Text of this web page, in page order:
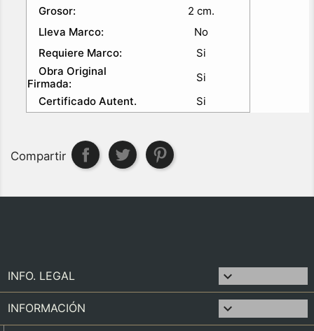
Grosor:
2 cm.
Lleva Marco:
No
Requiere Marco:
Si
Obra Original
Firmada:
Si
Certificado Autent.
Si
Compartir
INFO. LEGAL 
INFORMACIÓN 